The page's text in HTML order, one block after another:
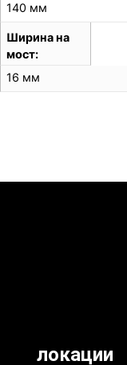
140 мм
Ширина на
мост
16 мм
локации